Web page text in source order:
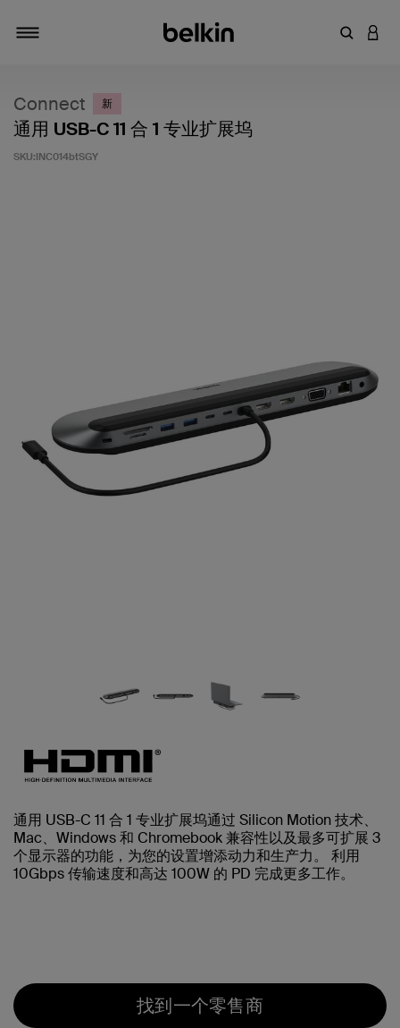
输入关键
登录
Connect 新
通用 USB-C 11 合 1 专业扩展坞
SKU:INC014btSGY
通用 USB-C 11 合 1 专业扩展坞通过 Silicon Motion 技术、
Mac、Windows 和 Chromebook 兼容性以及最多可扩展 3
个显示器的功能，为您的设置增添动力和生产力。 利用
10Gbps 传输速度和高达 100W 的 PD 完成更多工作。
找到一个零售商